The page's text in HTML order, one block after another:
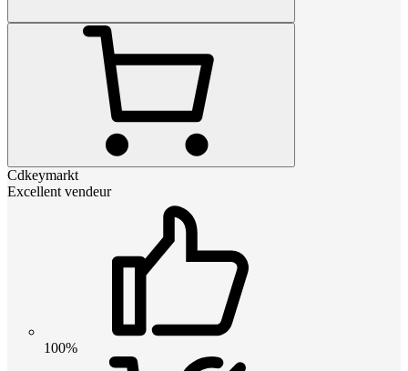
Cdkeymarkt
Excellent vendeur
100%